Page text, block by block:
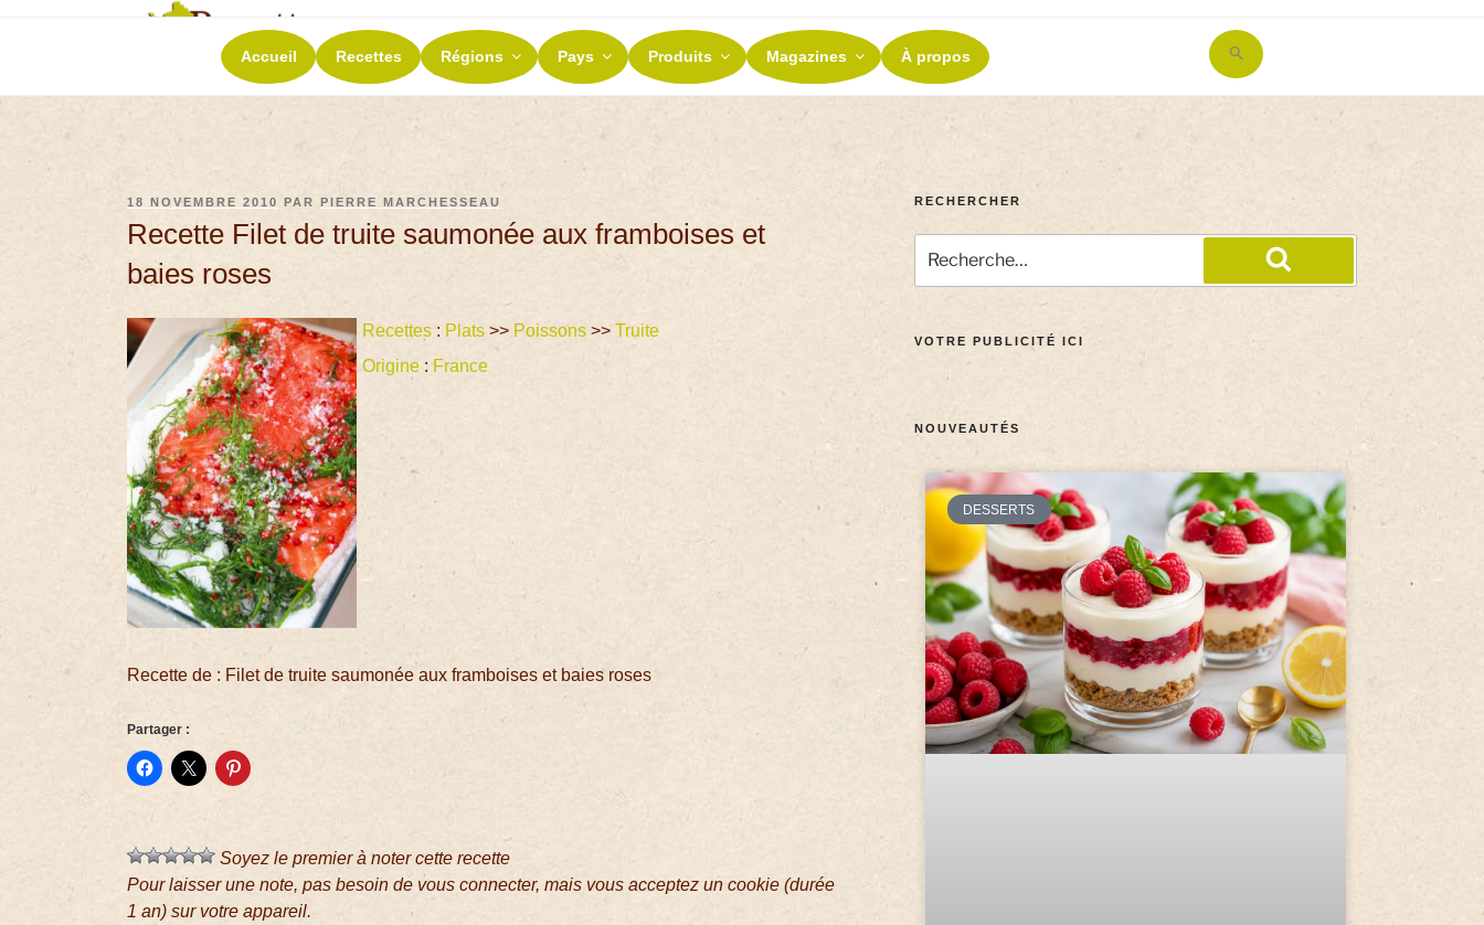
RECETTES ET TERROIRS
La richesse de nos terroirs
Accueil Recettes Régions Pays Produits Magazines À propos
Search
for:
18 NOVEMBRE 2010 PARPIERRE MARCHESSEAU
Recette Filet de truite saumonée aux framboises et
baies roses
Recettes : Plats >> Poissons >>Truite
Origine :France
Recette de : Filet de truite saumonée aux framboises et baies roses
Partager :
Soyez le premier à noter cette recette
Pour laisser une note, pas besoin de vous connecter, mais vous acceptez un cookie (durée
1 an) sur votre appareil.
RECHERCHER
VOTRE PUBLICITÉ ICI
NOUVEAUTÉS
DESSERTS